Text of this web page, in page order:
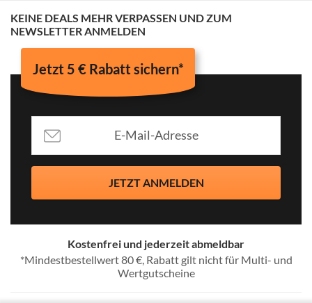
KEINE DEALS MEHR VERPASSEN UND ZUM
NEWSLETTER ANMELDEN
Jetzt 5 € Rabatt sichern*
JETZT ANMELDEN
Kostenfrei und jederzeit abmeldbar
*Mindestbestellwert 80 €, Rabatt gilt nicht für Multi- und
Wertgutscheine